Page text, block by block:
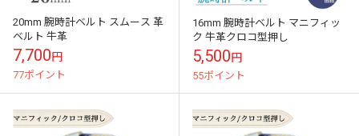
20mm 腕時計ベルト スムース 革
ベルト 牛革
7,700円
77ポイント
16mm 腕時計ベルト マニフィッ
ク 牛革クロコ型押し
5,500円
55ポイント